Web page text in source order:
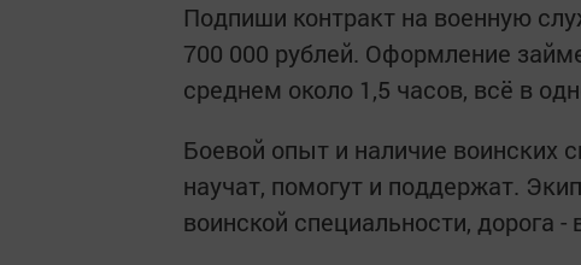
Подпиши контракт на военную
700 000 рублей. Оформление
среднем около 1,5 часов, всё в
Боевой опыт и наличие воинских
научат, помогут и поддержат.
воинской специальности, дорога